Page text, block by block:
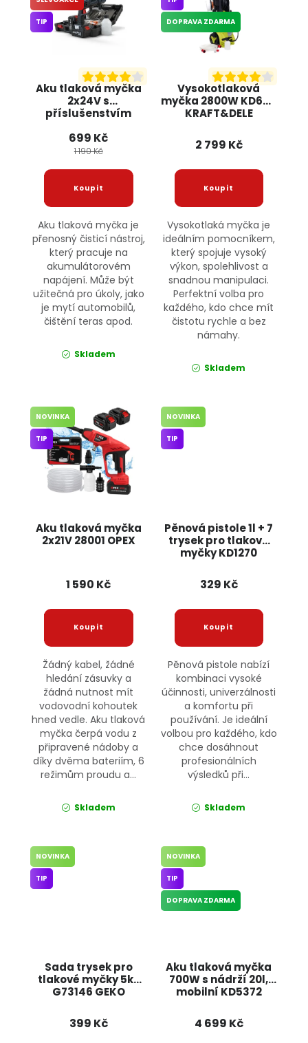
Aku tlaková myčka
2x24V s
příslušenstvím
TIP
699 Kč
1 190 Kč
Aku tlaková myčka je
přenosný čisticí nástroj,
který pracuje na
akumulátorovém
napájení. Může být
užitečná pro úkoly, jako
je mytí automobilů,
čištění teras apod.
Skladem
Vysokotlaková
myčka 2800W KD664
KRAFT&DELE
DOPRAVA ZDARMA
2 799 Kč
Vysokotlaká myčka je
ideálním pomocníkem,
který spojuje vysoký
výkon, spolehlivost a
snadnou manipulaci.
Perfektní volba pro
každého, kdo chce mít
čistotu rychle a bez
námahy.
Skladem
Aku tlaková myčka
2x21V 28001 OPEX
NOVINKA
TIP
1 590 Kč
Žádný kabel, žádné
hledání zásuvky a
žádná nutnost mít
vodovodní kohoutek
hned vedle. Aku tlaková
myčka čerpá vodu z
připravené nádoby a
díky dvěma bateriím, 6
režimům proudu a...
Skladem
Pěnová pistole 1l + 7
trysek pro tlakové
myčky KD1270
NOVINKA
TIP
329 Kč
Pěnová pistole nabízí
kombinaci vysoké
účinnosti, univerzálnosti
a komfortu při
používání. Je ideální
volbou pro každého, kdo
chce dosáhnout
profesionálních
výsledků při...
Skladem
Sada trysek pro
tlakové myčky 5ks
G73146 GEKO
NOVINKA
TIP
399 Kč
Aku tlaková myčka
700W s nádrží 20l,
mobilní KD5372
NOVINKA
TIP
DOPRAVA ZDARMA
4 699 Kč